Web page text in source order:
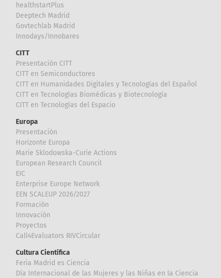
healthstartPlus
Deeptech Madrid
Govtechlab Madrid
Innodays/Innobares
CITT
Presentación CITT
CITT en Semiconductores
CITT en Humanidades Digitales y Tecnologías del Español
CITT en Tecnologías Biomédicas y Biotecnología
CITT en Tecnologías del Espacio
Europa
Presentación
Horizonte Europa
Marie Sklodowska-Curie Actions
European Research Council
EIC
Enterprise Europe Network
EEN SCALEUP 2026/2027
Formación
Innovación
Proyectos
Call4Evaluators RIVCircular
Cultura Científica
Feria Madrid es Ciencia
Día Internacional de las Mujeres y las Niñas en la Ciencia